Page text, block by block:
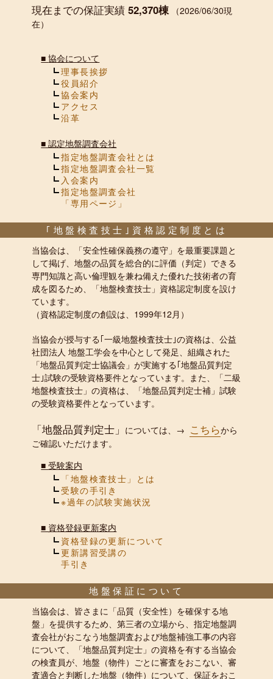
現在までの保証実績52,370棟
（2026/06/30現
在）
■協会について
理事長挨拶
役員紹介
協会案内
アクセス
沿革
■認定地盤調査会社
指定地盤調査会社とは
指定地盤調査会社一覧
入会案内
指定地盤調査会社
「専用ページ」
｢地盤検査技士｣資格認定制度とは
当協会は、「安全性確保義務の遵守」を最重要課題と
して掲げ、地盤の品質を総合的に評価（判定）できる
専門知識と高い倫理観を兼ね備えた優れた技術者の育
成を図るため、「地盤検査技士」資格認定制度を設け
ています。
（資格認定制度の創設は、1999年12月）
当協会が授与する｢一級地盤検査技士｣の資格は、公益
社団法人 地盤工学会を中心として発足、組織された
「地盤品質判定士協議会」が実施する｢地盤品質判定
士｣試験の受験資格要件となっています。また、「二級
地盤検査技士」の資格は、「地盤品質判定士補」試験
の受験資格要件となっています。
「地盤品質判定士」 については、→ こちらから
ご確認いただけます。
■受験案内
「地盤検査技士」とは
受験の手引き
※過年の試験実施状況
■ 資格登録更新案内
資格登録の更新について
更新講習受講の
手引き
地盤保証について
当協会は、皆さまに「品質（安全性）を確保する地
盤」を提供するため、第三者の立場から、指定地盤調
査会社がおこなう地盤調査および地盤補強工事の内容
について、「地盤品質判定士」の資格を有する当協会
の検査員が、地盤（物件）ごとに審査をおこない、審
査適合と判断した地盤（物件）について、保証をおこ